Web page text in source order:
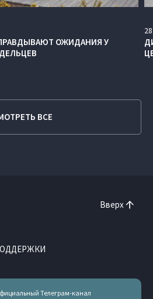
ОЖИДАНИЯ У
28
ВСЕ
Вверх
Телеграм-канал